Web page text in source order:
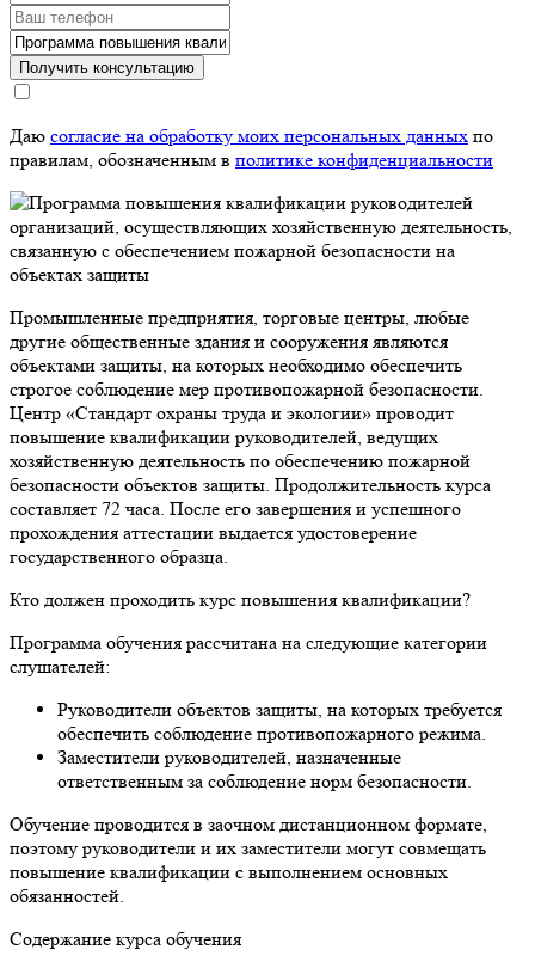
Получить консультацию
Даю согласие на обработку моих персональных данных по
правилам, обозначенным в политике конфиденциальности
Промышленные предприятия, торговые центры, любые
другие общественные здания и сооружения являются
объектами защиты, на которых необходимо обеспечить
строгое соблюдение мер противопожарной безопасности.
Центр «Стандарт охраны труда и экологии» проводит
повышение квалификации руководителей, ведущих
хозяйственную деятельность по обеспечению пожарной
безопасности объектов защиты. Продолжительность курса
составляет 72 часа. После его завершения и успешного
прохождения аттестации выдается удостоверение
государственного образца.
Кто должен проходить курс повышения квалификации?
Программа обучения рассчитана на следующие категории
слушателей:
Руководители объектов защиты, на которых требуется
обеспечить соблюдение противопожарного режима.
Заместители руководителей, назначенные
ответственным за соблюдение норм безопасности.
Обучение проводится в заочном дистанционном формате,
поэтому руководители и их заместители могут совмещать
повышение квалификации с выполнением основных
обязанностей.
Содержание курса обучения